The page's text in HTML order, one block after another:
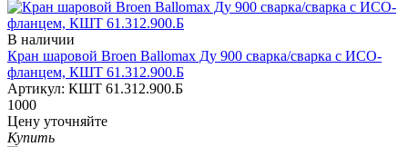
В наличии
Кран шаровой Broen Ballomax Ду 900 сварка/сварка с ИСО-
фланцем, КШТ 61.312.900.Б
Артикул: КШТ 61.312.900.Б
1000
Цену уточняйте
Купить